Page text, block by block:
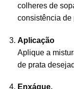
colheres de
consistência de
Aplicação
Aplique a
de prata
Enxágue.